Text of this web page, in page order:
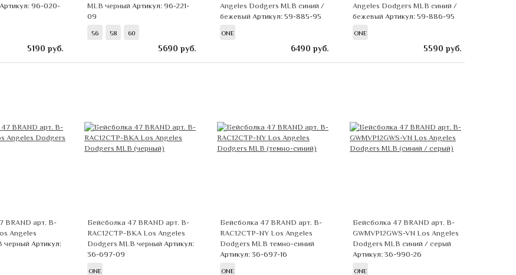
Артикул: 96-020-
5190 руб.
MLB черный Артикул: 96-221-
09
56 58 60
5690 руб.
Angeles Dodgers MLB синий /
бежевый Артикул: 59-885-95
ONE
6490 руб.
Angeles Dodgers MLB синий /
бежевый Артикул: 59-886-95
ONE
5590 руб.
BRAND арт. B-
Angeles
черный Артикул:
Бейсболка 47 BRAND арт. B-
RAC12CTP-BKA Los Angeles
Dodgers MLB черный Артикул:
36-697-09
ONE
Бейсболка 47 BRAND арт. B-
RAC12CTP-NY Los Angeles
Dodgers MLB темно-синий
Артикул: 36-697-16
ONE
Бейсболка 47 BRAND арт. B-
GWMVP12GWS-VN Los Angeles
Dodgers MLB синий / серый
Артикул: 36-990-26
ONE